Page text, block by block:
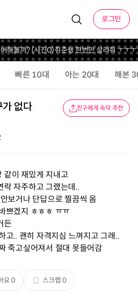
로그인
해볼까? (사진O)취준생 한번만 살려줘 ㅜㅜㅜ
빠른 10대 아는 20대 해본
없다 친구에게 속닥 추천
같이 재밌게 지내고
락 자주하고 그랬는데..
보거나 단답으로 찔끔씩 옴
쁘겠지 ㅎㅎㅎ ㅠㅠ
든
고.. 괜히 자격지심 느껴지고 그래..
죽고싶어져서 절대 못들어감
요0 스크랩 0